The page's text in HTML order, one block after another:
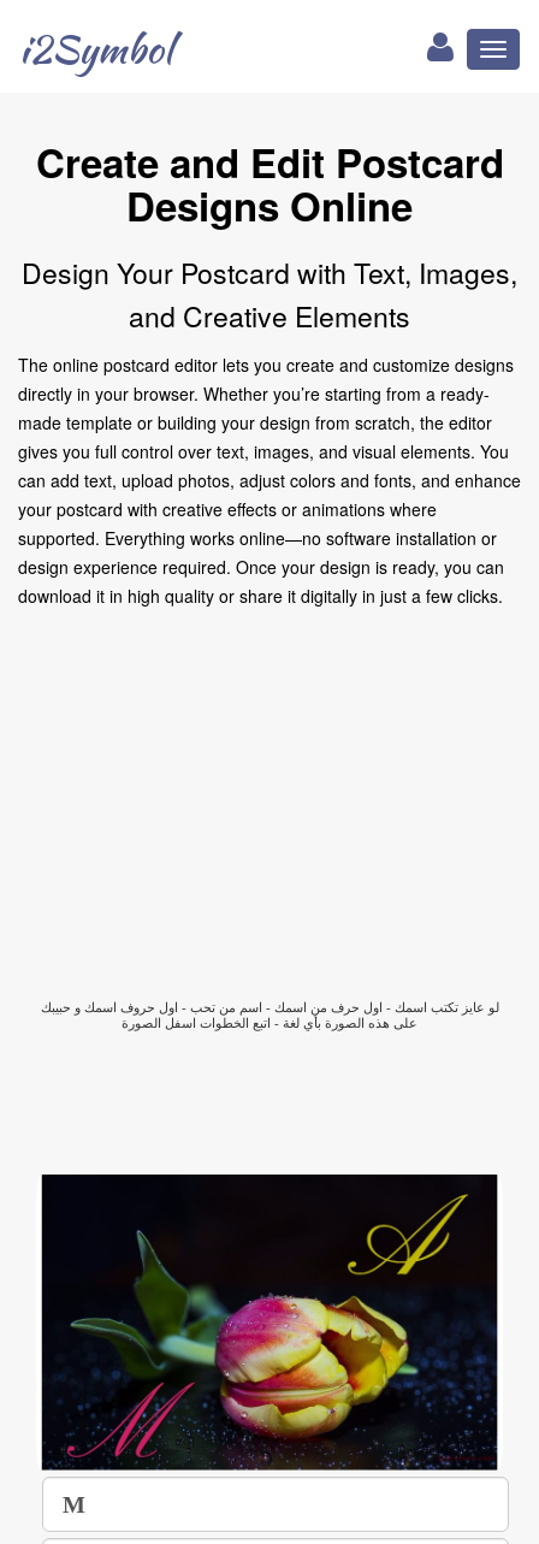
i2Symbol
Create and Edit Postcard
Designs Online
Design Your Postcard with Text, Images,
and Creative Elements
The online postcard editor lets you create and customize designs
directly in your browser. Whether you’re starting from a ready-
made template or building your design from scratch, the editor
gives you full control over text, images, and visual elements. You
can add text, upload photos, adjust colors and fonts, and enhance
your postcard with creative effects or animations where
supported. Everything works online—no software installation or
design experience required. Once your design is ready, you can
download it in high quality or share it digitally in just a few clicks.
لو عايز تكتب اسمك - اول حرف من اسمك - اسم من تحب - اول حروف اسمك و حبيبك
على هذه الصورة بأي لغة - اتبع الخطوات اسفل الصورة